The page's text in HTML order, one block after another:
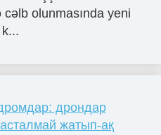
cəlb olunmasında yeni
дрондар
жатып-ақ